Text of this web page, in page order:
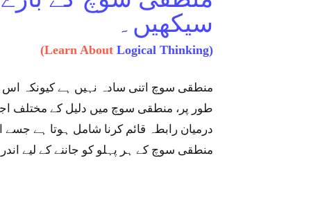
سیکھیں۔
(Learn AboutLogical Thinking)
منطقی سوچ اتنی سادہ نہیں ہے کیونکہ
طور پر، منطقی سوچ میں دلیل کے مختلف
درمیان رابطہ قائم کرنا شامل ہوتا ہے جسے
منطقی سوچ کے ہر پہلو کو جاننے کے لیے